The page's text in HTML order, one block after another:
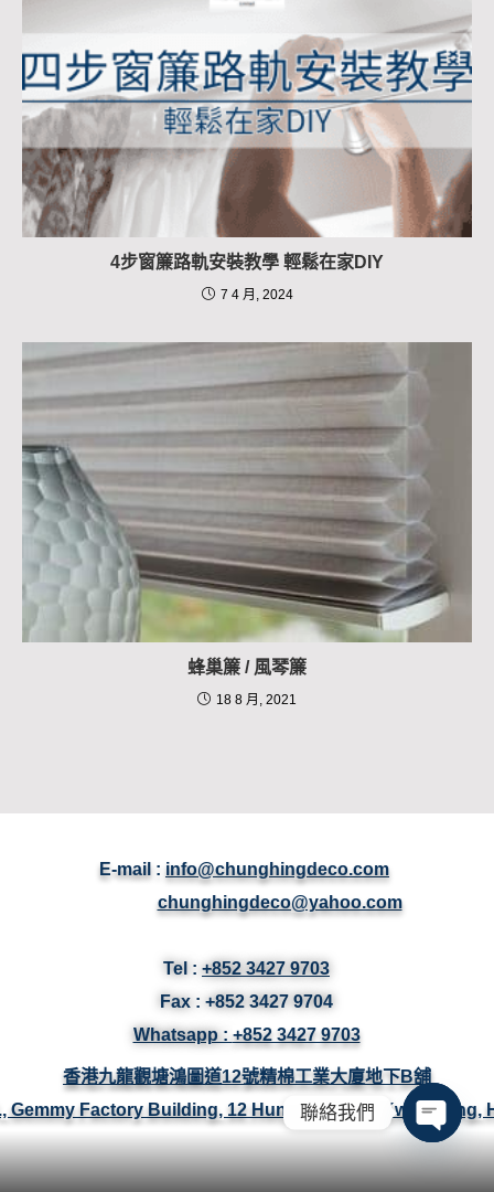
4步窗簾路軌安裝教學 輕鬆在家DIY
7 4 月, 2024
蜂巢簾 / 風琴簾
18 8 月, 2021
E-mail : info@chunghingdeco.com
chunghingdeco@yahoo.com
Tel : +852 3427 9703
Fax : +852 3427 9704
Whatsapp : +852 3427 9703
香港九龍觀塘鴻圖道12號精棉工業大廈地下B舖
Gemmy Factory Building, 12 Hung To Road, Kwun Tong,
聯絡我們
Open